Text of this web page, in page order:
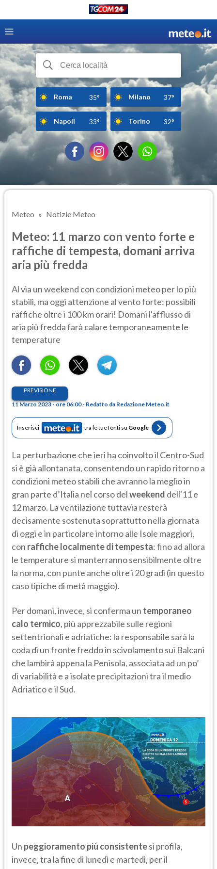
Roma 35° Milano 37°
Napoli 33° Torino 32°
Meteo Notizie Meteo
Meteo: 11 marzo con vento forte e
raffiche di tempesta, domani arriva
aria più fredda
Al via un weekend con condizioni meteo per lo più
stabili, ma oggi attenzione al vento forte: possibili
raffiche oltre i 100 km orari! Domani l'afflusso di
aria più fredda farà calare temporaneamente le
temperature
PREVISIONE
11 Marzo 2023 - ore 06:00 - Redatto da Redazione Meteo.it
Inserisci tra le tue fonti su Google
La perturbazione che ieri ha coinvolto il Centro-Sud
si è già allontanata, consentendo un rapido ritorno a
condizioni meteo stabili che avranno la meglio in
gran parte d’Italia nel corso delweekend dell'11 e
12 marzo. La ventilazione tuttavia resterà
decisamente sostenuta soprattutto nella giornata
di oggi e in particolare intorno alle Isole maggiori,
con raffiche localmente di tempesta: fino ad allora
le temperature si manterranno sensibilmente oltre
la norma, con punte anche oltre i 20 gradi (in questo
caso tipiche di metà maggio).
Per domani, invece, si conferma un temporaneo
calo termico, più apprezzabile sulle regioni
settentrionali e adriatiche: la responsabile sarà la
coda di un fronte freddo in scivolamento sui Balcani
che lambirà appena la Penisola, associata ad un po’
di variabilità e a isolate precipitazioni tra il medio
Adriatico e il Sud.
Un peggioramento più consistentesi profila,
invece, tra la fine di lunedì e martedì, per il